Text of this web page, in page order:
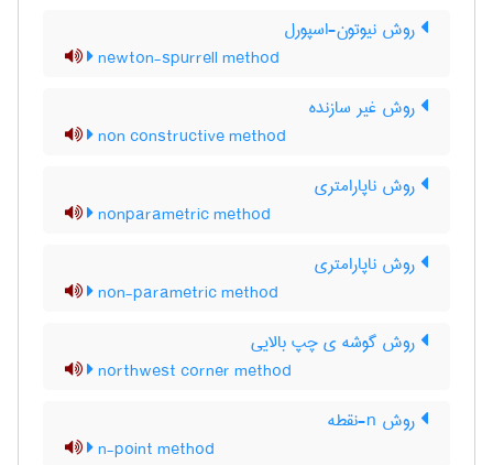
روش نیوتون-اسپورل
newton-spurrell method
روش غیر سازنده
non constructive method
روش ناپارامتری
nonparametric method
روش ناپارامتری
non-parametric method
روش گوشه ی چپ بالایی
northwest corner method
روش n-نقطه
n-point method